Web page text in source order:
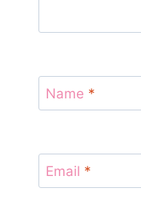
Name *
Email *